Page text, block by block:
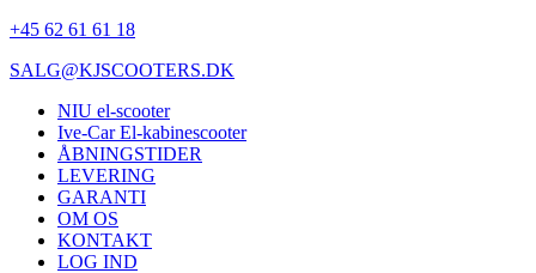
+45 62 61 61 18
SALG@KJSCOOTERS.DK
NIU el-scooter
Ive-Car El-kabinescooter
ÅBNINGSTIDER
LEVERING
GARANTI
OM OS
KONTAKT
LOG IND